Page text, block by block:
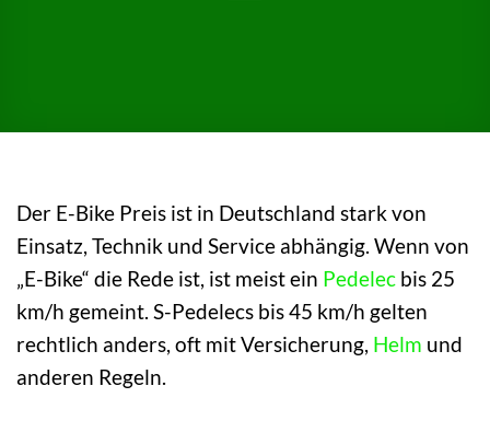
Der E-Bike Preis ist in Deutschland stark von
Einsatz, Technik und Service abhängig. Wenn von
„E-Bike“ die Rede ist, ist meist ein Pedelec bis 25
km/h gemeint. S-Pedelecs bis 45 km/h gelten
rechtlich anders, oft mit Versicherung, Helm und
anderen Regeln.